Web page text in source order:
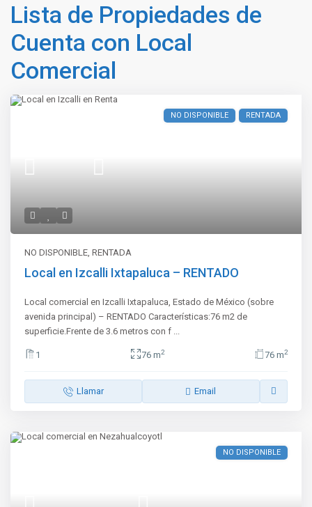
Lista de Propiedades de
Cuenta con Local
Comercial
NO DISPONIBLE RENTADA
NO DISPONIBLE,RENTADA
Local en Izcalli Ixtapaluca – RENTADO
Local comercial en Izcalli Ixtapaluca, Estado de México (sobre
avenida principal) – RENTADO Características:76 m2 de
superficie.Frente de 3.6 metros con f ...
1 76 m2 76 m2
Llamar Email
NO DISPONIBLE